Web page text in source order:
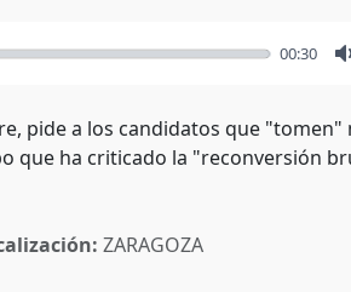
00:30
pide a los candidatos que "tomen"
que ha criticado la "reconversión
ZARAGOZA